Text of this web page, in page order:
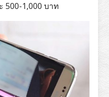
500-1,000 บาท